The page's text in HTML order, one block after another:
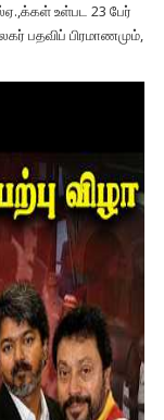
உள்பட 23 பேர்
பதவிப் பிரமாணமும்,